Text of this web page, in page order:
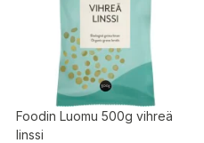
Foodin Luomu 500g vihreä
linssi